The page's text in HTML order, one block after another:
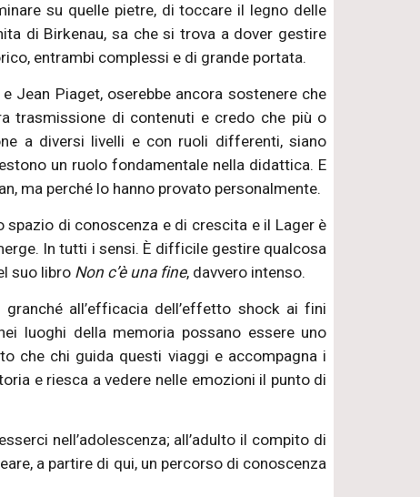
su quelle pietre, di toccare il legno delle
di Birkenau, sa che si trova a dover gestire
entrambi complessi e di grande portata.
Jean Piaget, oserebbe ancora sostenere che
trasmissione di contenuti e credo che più o
a diversi livelli e con ruoli differenti, siano
un ruolo fondamentale nella didattica. E
ma perché lo hanno provato personalmente.
spazio di conoscenza e di crescita e il Lager è
In tutti i sensi. È difficile gestire qualcosa
suo libro Non c’è una fine, davvero intenso.
all’efficacia dell’effetto shock ai fini
luoghi della memoria possano essere uno
che chi guida questi viaggi e accompagna i
e riesca a vedere nelle emozioni il punto di
nell’adolescenza; all’adulto il compito di
a partire di qui, un percorso di conoscenza